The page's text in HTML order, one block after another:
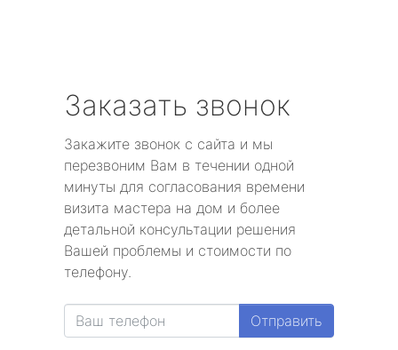
Заказать звонок
Закажите звонок с сайта и мы
перезвоним Вам в течении одной
минуты для согласования времени
визита мастера на дом и более
детальной консультации решения
Вашей проблемы и стоимости по
телефону.
Отправить